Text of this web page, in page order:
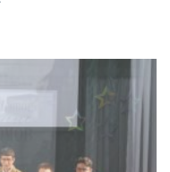
в рамках